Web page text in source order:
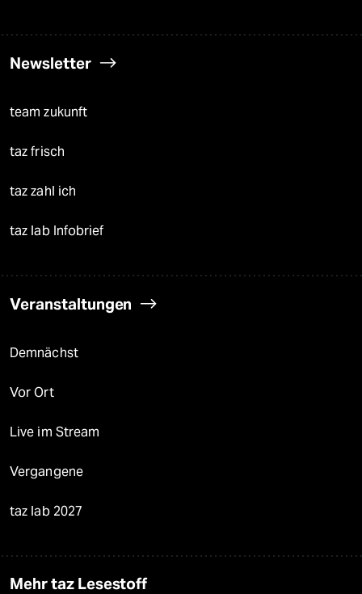
Newsletter
team zukunft
taz frisch
taz zahl ich
taz lab Infobrief
Veranstaltungen
Demnächst
Vor Ort
Live im Stream
Vergangene
taz lab 2027
Mehr taz Lesestoff